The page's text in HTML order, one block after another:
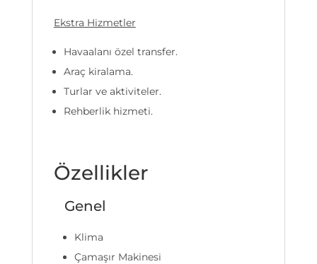
Ekstra Hizmetler
Havaalanı özel transfer.
Araç kiralama.
Turlar ve aktiviteler.
Rehberlik hizmeti.
Özellikler
Genel
Klima
Çamaşır Makinesi